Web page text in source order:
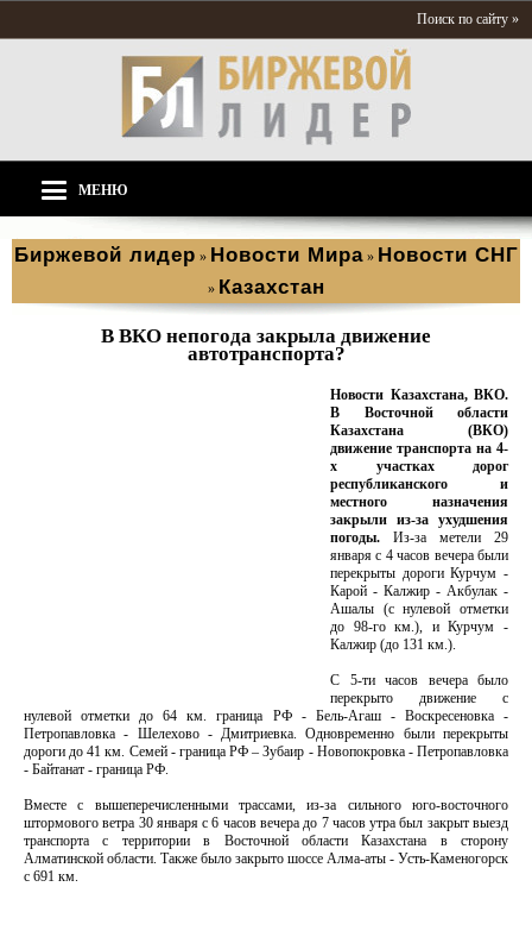
Поиск по сайту »
МЕНЮ
Биржевой лидер » Новости Мира » Новости СНГ
» Казахстан
В ВКО непогода закрыла движение
автотранспорта?
Новости Казахстана, ВКО.
В Восточной области
Казахстана (ВКО)
движение транспорта на 4-
х участках дорог
республиканского и
местного назначения
закрыли из-за ухудшения
погоды. Из-за метели 29
января с 4 часов вечера были
перекрыты дороги Курчум -
Карой - Калжир - Акбулак -
Ашалы (с нулевой отметки
до 98-го км.), и Курчум -
Калжир (до 131 км.).
С 5-ти часов вечера было
перекрыто движение с
нулевой отметки до 64 км. граница РФ - Бель-Агаш - Воскресеновка -
Петропавловка - Шелехово - Дмитриевка. Одновременно были перекрыты
дороги до 41 км. Семей - граница РФ – Зубаир - Новопокровка - Петропавловка
- Байтанат - граница РФ.
Вместе с вышеперечисленными трассами, из-за сильного юго-восточного
штормового ветра 30 января с 6 часов вечера до 7 часов утра был закрыт выезд
транспорта с территории в Восточной области Казахстана в сторону
Алматинской области. Также было закрыто шоссе Алма-аты - Усть-Каменогорск
с 691 км.